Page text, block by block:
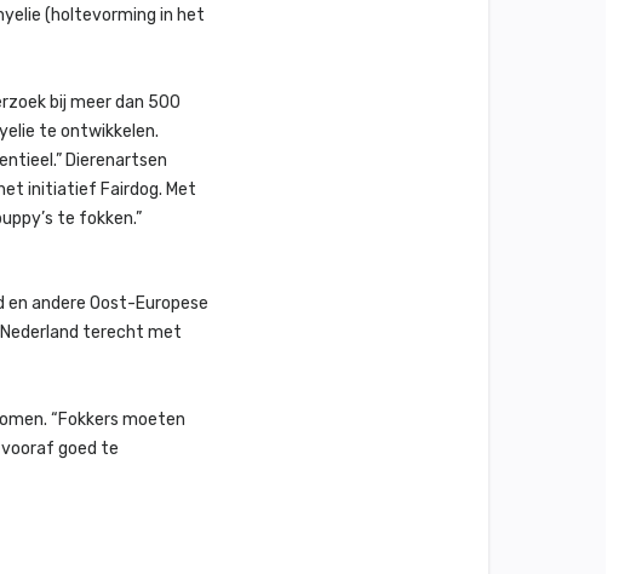
(holtevorming in het
bij meer dan 500
te ontwikkelen.
Dierenartsen
initiatief Fairdog. Met
te fokken.”
andere Oost-Europese
Nederland terecht met
“Fokkers moeten
vooraf goed te